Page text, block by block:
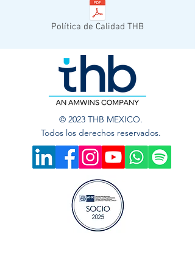
Política de Calidad THB
© 2023 THB MEXICO.
Todos los derechos reservados.